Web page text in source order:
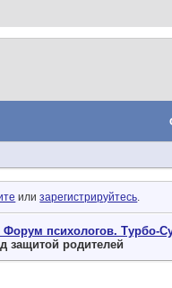
илизарегистрируйтесь
Форум психологов. Турбо-
защитой родителей